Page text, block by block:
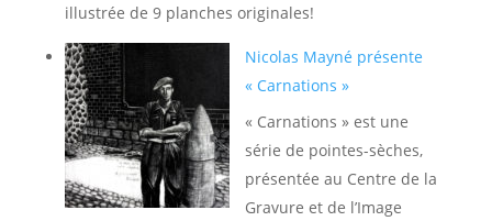
illustrée de 9 planches originales!
Nicolas Mayné présente
« Carnations »
« Carnations » est une
série de pointes-sèches,
présentée au Centre de la
Gravure et de l’Image